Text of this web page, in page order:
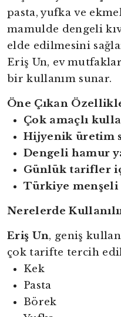
pasta, yufka ve
mamulde dengeli
elde edilmesini
Eriş Un, ev
bir kullanım sunar.
Öne Çıkan
Çok amaçlı
Hijyenik üretim
Dengeli hamur
Günlük tarifler
Türkiye
Nerelerde
Eriş Un, geniş
çok tarifte tercih
Kek
Pasta
Börek